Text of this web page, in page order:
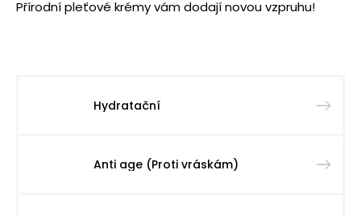
Přírodní pleťové krémy vám dodají novou vzpruhu!
Hydratační
Anti age (Proti vráskám)